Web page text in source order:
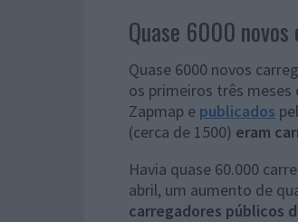
Quase 6000
Quase 6000 novos
os primeiros três
Zapmap e publicados
(cerca de 1500) eram
Havia quase 60.000
abril, um aumento de
carregadores públicos